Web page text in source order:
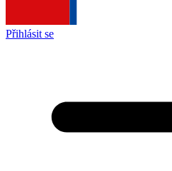
Přihlásit se